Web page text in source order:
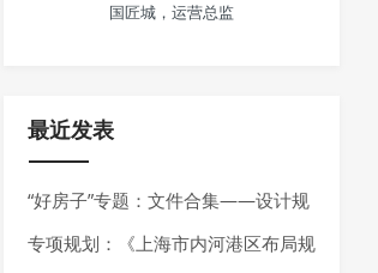
国匠城，运营总监
最近发表
“好房子”专题：文件合集——设计规
范、技术指南、技术导则
专项规划：《上海市内河港区布局规